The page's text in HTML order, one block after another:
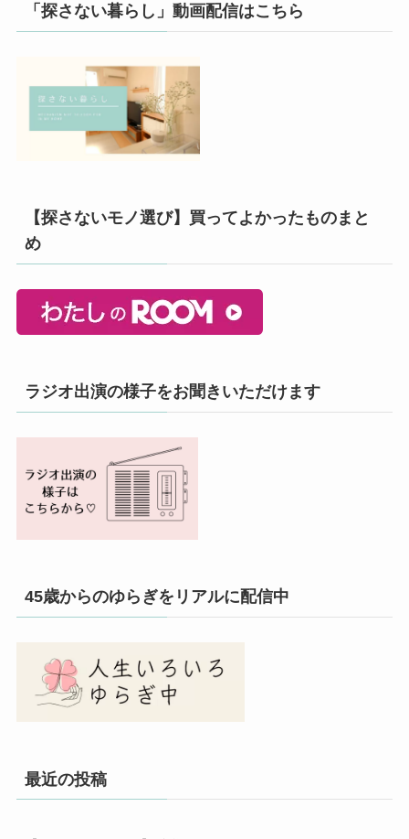
「探さない暮らし」動画配信はこちら
【探さないモノ選び】買ってよかったものまと
め
ラジオ出演の様子をお聞きいただけます
45歳からのゆらぎをリアルに配信中
最近の投稿